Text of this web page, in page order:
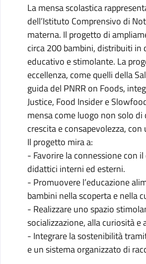
La mensa scolastica
dell’Istituto Comprensivo di
materna. Il progetto di
circa 200 bambini, distribuiti in
educativo e stimolante. La
eccellenza, come quelli della
guida del PNRR on Foods,
Justice, Food Insider e
mensa come luogo non solo
crescita e consapevolezza,
Il progetto mira a:
- Favorire la connessione con
didattici interni ed esterni.
- Promuovere l’educazione
bambini nella scoperta e nella
- Realizzare uno spazio
socializzazione, alla curiosità e
- Integrare la sostenibilità
e un sistema organizzato di